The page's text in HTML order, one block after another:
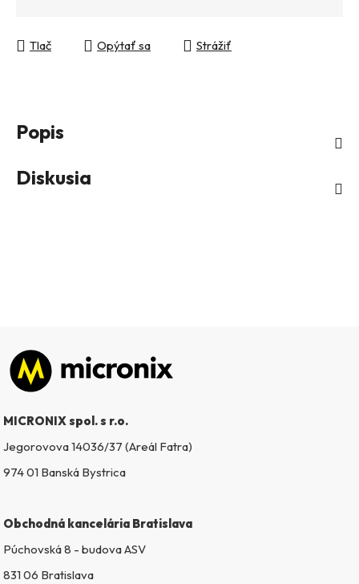
Tlač Opýtať sa Strážiť
Popis
Diskusia
Zápätie
MICRONIX spol. s r.o.
Jegorovova 14036/37 (Areál Fatra)
974 01 Banská Bystrica
Obchodná kancelária Bratislava
Púchovská 8 - budova ASV
831 06 Bratislava